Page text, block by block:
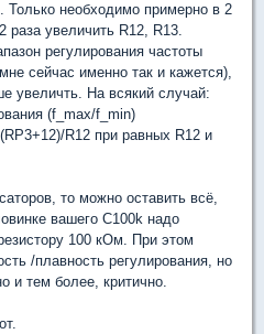
необходимо примерно в 2
увеличить R12, R13.
регулирования частоты
сейчас именно так и кажется),
увеличть. На всякий случай:
(f_max/f_min)
R12 при равных R12 и
то можно оставить всё,
вашего C100k надо
100 кОм. При этом
/плавность регулирования, но
и тем более, критично.